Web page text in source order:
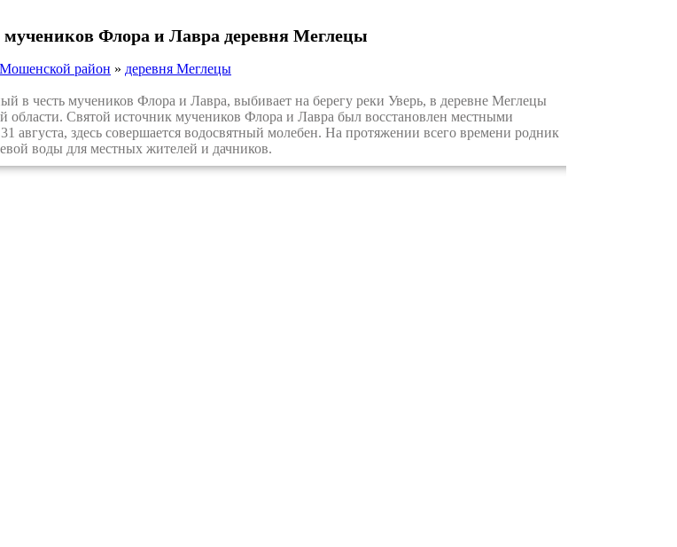
мучеников Флора и Лавра деревня Меглецы
Мошенской район » деревня Меглецы
честь мучеников Флора и Лавра, выбивает на берегу реки Уверь, в деревне Меглецы
области. Святой источник мучеников Флора и Лавра был восстановлен местными
августа, здесь совершается водосвятный молебен. На протяжении всего времени родник
воды для местных жителей и дачников.